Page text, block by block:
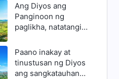
Ang Diyos ang
Panginoon ng
paglikha, natatangi
awtoridad
Paano inakay at
tinustusan ng Diyos
ang sangkatauhan